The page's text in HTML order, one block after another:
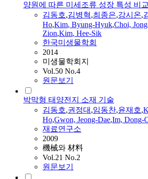
양원에 따른 미세조류 성장 특성 비교
김동호,김병혁,최종은,강시온,
Ho,Kim, Byung-Hyuk,Choi,
Zion,Kim, Hee-Sik
한국미생물학회
2014
미생물학회지
Vol.50 No.4
원문보기
박막형 태양전지 소재 기술
김동호,권정대 ,임동찬,윤재호,
Ho,Gwon, Jeong-Dae,Im, Dong-
재료연구소
2009
機械와 材料
Vol.21 No.2
원문보기